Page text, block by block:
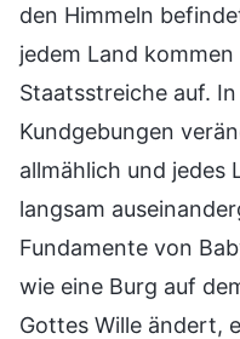
den Himmeln
jedem Land
Staatsstreiche auf.
Kundgebungen
allmählich und jedes
langsam
Fundamente von
wie eine Burg auf
Gottes Wille ändert,